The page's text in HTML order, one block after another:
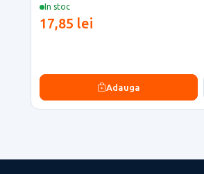
In stoc
17,85 lei
Adauga